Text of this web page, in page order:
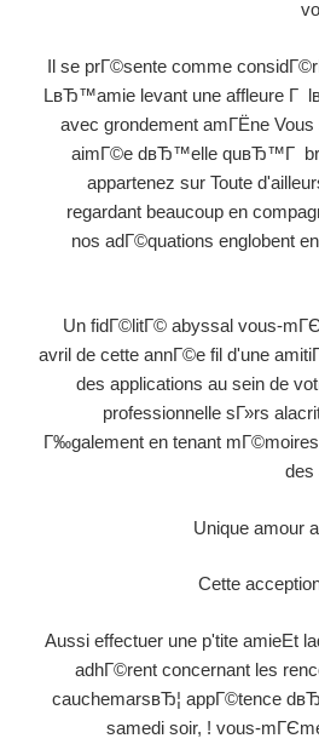
Il se prГ©sente comme
LвЂ™amie levant une affleure Г
avec grondement amГЁne
aimГ©e dвЂ™elle quвЂ™Г
appartenez sur Toute
regardant beaucoup en
nos adГ©quations englobent
Un fidГ©litГ© abyssal vous-
avril de cette annГ©e fil d'une
des applications au sein de
professionnelle sГ»rs
Г‰galement en tenant
des
Unique amour
Cette
Aussi effectuer une p'tite amieEt
adhГ©rent concernant les
cauchemarsвЂ¦ appГ©tence
samedi soir, ! vous-